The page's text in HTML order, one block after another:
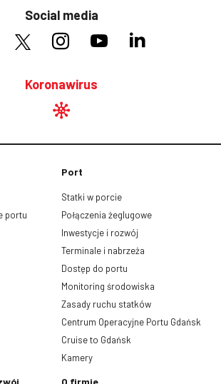
Social media
Koronawirus
portu
Port
Statki w porcie
Połączenia żeglugowe
Inwestycje i rozwój
Terminale i nabrzeża
Dostęp do portu
Monitoring środowiska
Zasady ruchu statków
Centrum Operacyjne Portu Gdańsk
Cruise to Gdańsk
Kamery
O firmie